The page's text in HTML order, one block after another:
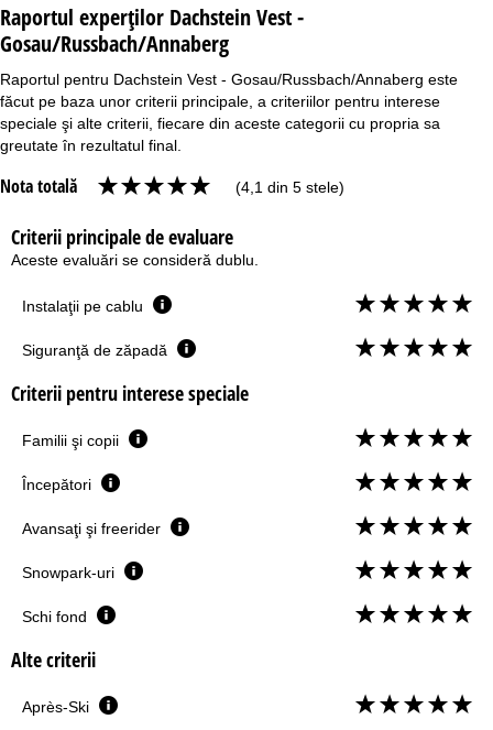
Raportul experţilor Dachstein Vest -
Gosau/Russbach/Annaberg
Raportul pentru Dachstein Vest - Gosau/Russbach/Annaberg este
făcut pe baza unor criterii principale, a criteriilor pentru interese
speciale şi alte criterii, fiecare din aceste categorii cu propria sa
greutate în rezultatul final.
Nota totală (4,1 din 5 stele)
Criterii principale de evaluare
Aceste evaluări se consideră dublu.
Instalaţii pe cablu
Siguranţă de zăpadă
Criterii pentru interese speciale
Familii şi copii
Începători
Avansaţi şi freerider
Snowpark-uri
Schi fond
Alte criterii
Après-Ski